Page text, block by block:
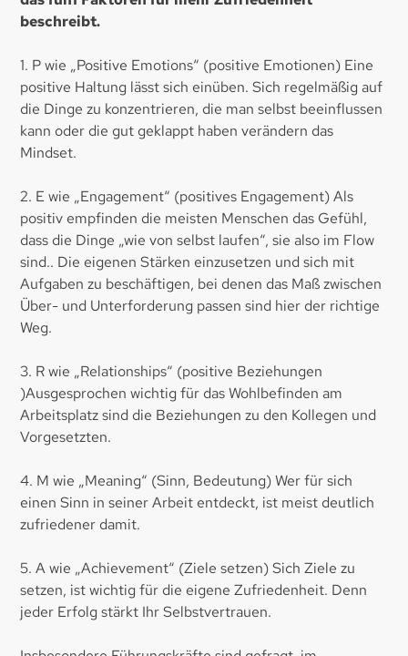
beschreibt.
1. P wie „Positive Emotions“ (positive Emotionen) Eine
positive Haltung lässt sich einüben. Sich regelmäßig auf
die Dinge zu konzentrieren, die man selbst beeinflussen
kann oder die gut geklappt haben verändern das
Mindset.
2. E wie „Engagement“ (positives Engagement) Als
positiv empfinden die meisten Menschen das Gefühl,
dass die Dinge „wie von selbst laufen“, sie also im Flow
sind.. Die eigenen Stärken einzusetzen und sich mit
Aufgaben zu beschäftigen, bei denen das Maß zwischen
Über- und Unterforderung passen sind hier der richtige
Weg.
3. R wie „Relationships“ (positive Beziehungen
)Ausgesprochen wichtig für das Wohlbefinden am
Arbeitsplatz sind die Beziehungen zu den Kollegen und
Vorgesetzten.
4. M wie „Meaning“ (Sinn, Bedeutung) Wer für sich
einen Sinn in seiner Arbeit entdeckt, ist meist deutlich
zufriedener damit.
5. A wie „Achievement“ (Ziele setzen) Sich Ziele zu
setzen, ist wichtig für die eigene Zufriedenheit. Denn
jeder Erfolg stärkt Ihr Selbstvertrauen.